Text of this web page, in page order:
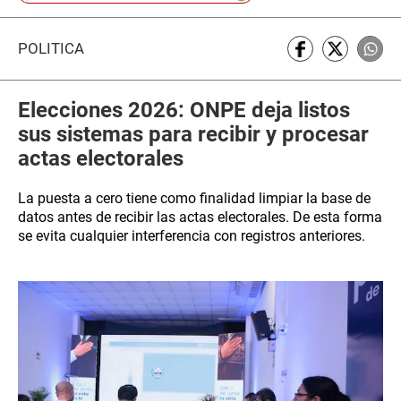
POLÍTICA
Elecciones 2026: ONPE deja listos
sus sistemas para recibir y procesar
actas electorales
La puesta a cero tiene como finalidad limpiar la base de
datos antes de recibir las actas electorales. De esta forma
se evita cualquier interferencia con registros anteriores.